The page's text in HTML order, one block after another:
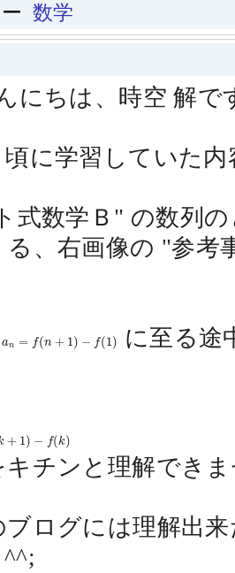
数学
にちは、時空 解で
に学習していた内
式数学Ｂ" の数列
る、右画像の "参考
an = f(n + 1) − f(1)
に至る途
+ 1) − f(k)
− (k
キチンと理解でき
ブログには理解出